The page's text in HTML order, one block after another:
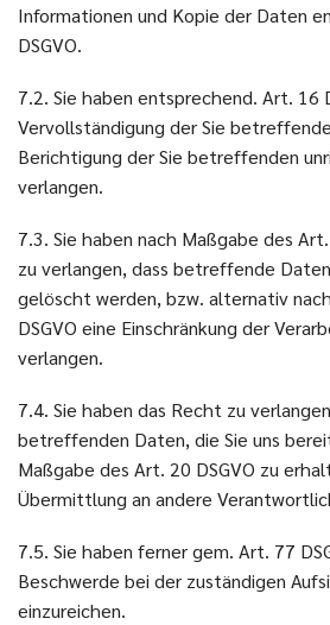
Informationen und Kopie der Daten
DSGVO.
7.2. Sie haben entsprechend. Art. 16
Vervollständigung der Sie
Berichtigung der Sie betreffenden
verlangen.
7.3. Sie haben nach Maßgabe des
zu verlangen, dass betreffende
gelöscht werden, bzw. alternativ
DSGVO eine Einschränkung der
verlangen.
7.4. Sie haben das Recht zu
betreffenden Daten, die Sie uns
Maßgabe des Art. 20 DSGVO zu
Übermittlung an andere
7.5. Sie haben ferner gem. Art. 77
Beschwerde bei der zuständigen
einzureichen.